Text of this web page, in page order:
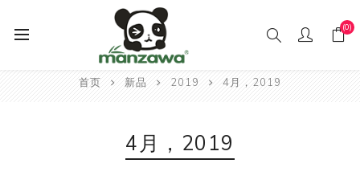
(0)
首页 新品 2019 4月，2019
4月，2019